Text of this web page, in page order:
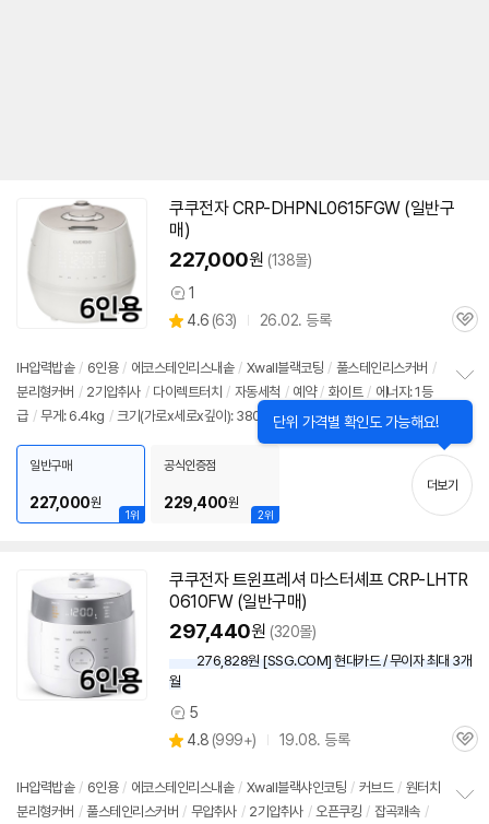
쿠쿠전자 CRP-DHPNL0615FGW (일반구
매)
227,000원 (138몰)
상
품
견
1
별
4.6 (상
리
뷰
63) 26.02. 등록
관
IH압력밥솥 / 6인용 / 에코스테인리스내솥 / Xwall블랙코팅 / 풀스테인리스커버 /
분리형커버 / 2기압취사 / 다이렉트터치 / 자동세척 / 예약 / 화이트 / 에너지: 1등
급 / 무게: 6.4kg / 크기(가로x세로x깊이): 380x261x268mm
정
펼
기
1위
일반구매
227,000원
2위
공식인증점
229,400원
더보기
쿠쿠전자 트윈프레셔 마스터셰프 CRP-LHTR
0610FW (일반구매)
297,440원 (320몰)
276,828원 [SSG.COM] 현대카드 / 무이자 최대 3개
월
상
품
견
5
별
4.8 (상
리
뷰
999+) 19.08. 등록
관
IH압력밥솥 / 6인용 / 에코스테인리스내솥 / Xwall블랙샤인코팅 / 커브드 / 원터치
분리형커버 / 풀스테인리스커버 / 무압취사 / 2기압취사 / 오픈쿠킹 / 잡곡쾌속 /